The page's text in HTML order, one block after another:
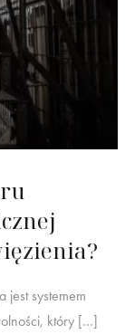
jest systemem
który […]